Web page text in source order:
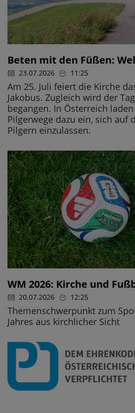
Beten mit den Füßen:
23.07.2026 11:25
Am 25. Juli feiert die Kirche
Jakobus. Zugleich wird der
begangen. In Österreich
Pilgerwege dazu ein, sich auf
Pilgern einzulassen.
WM 2026: Kirche und
20.07.2026 12:25
Themenschwerpunkt zum
Jahres aus kirchlicher Sicht